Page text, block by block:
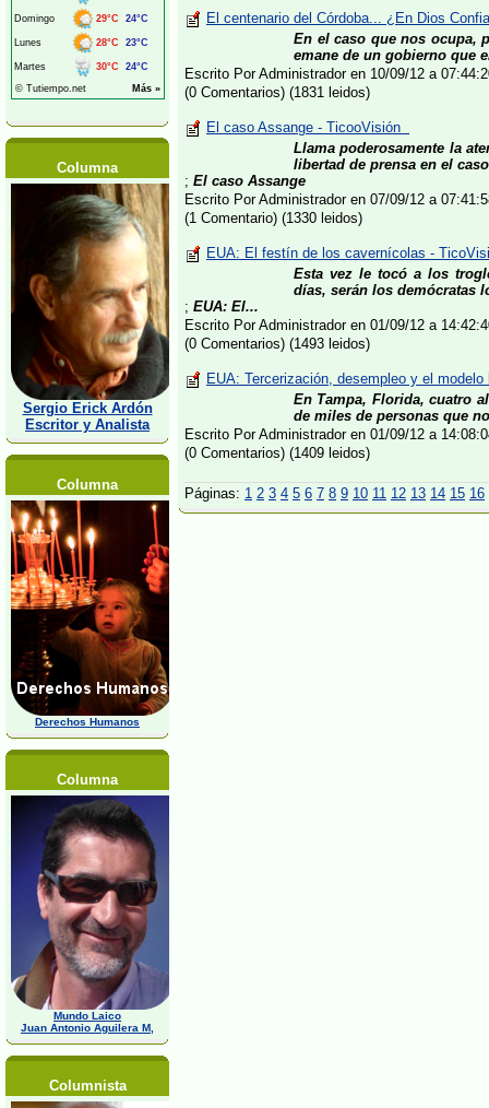
Columna
Sergio Erick Ardón
Escritor y Analista
Columna
Derechos Humanos
Columna
Mundo Laico
Juan Antonio Aguilera M,
Columnista
El centenario del Córdoba... ¿En Dios
En el caso que nos ocupa,
emane de un gobierno que
Escrito Por Administrador en 10/09/12 a
(0 Comentarios) (1831 leidos)
El caso Assange - TicooVisión
Llama poderosamente la
libertad de prensa en el
; El caso Assange
Escrito Por Administrador en 07/09/12 a
(1 Comentario) (1330 leidos)
EUA: El festín de los cavernícolas -
Esta vez le tocó a los
días, serán los demócratas
; EUA: El...
Escrito Por Administrador en 01/09/12 a
(0 Comentarios) (1493 leidos)
EUA: Tercerización, desempleo y el
En Tampa, Florida, cuatro
de miles de personas que
Escrito Por Administrador en 01/09/12 a
(0 Comentarios) (1409 leidos)
Páginas: 1 2 3 4 5 6 7 8 9 10 11 12 13 14 15 16